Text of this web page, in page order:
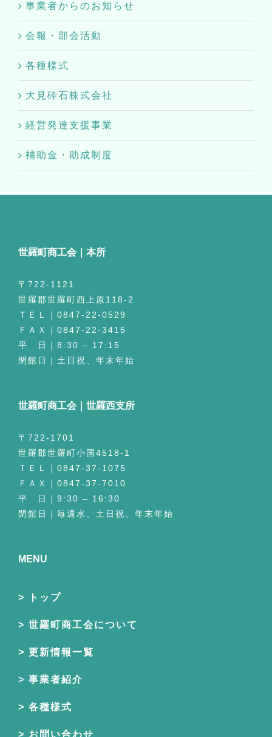
事業者からのお知らせ
会報・部会活動
各種様式
大見砕石株式会社
経営発達支援事業
補助金・助成制度
世羅町商工会｜本所
〒722-1121
世羅郡世羅町西上原118-2
ＴＥＬ｜0847-22-0529
ＦＡＸ｜0847-22-3415
平 日｜8:30 – 17:15
閉館日｜土日祝、年末年始
世羅町商工会｜世羅西支所
〒722-1701
世羅郡世羅町小国4518-1
ＴＥＬ｜0847-37-1075
ＦＡＸ｜0847-37-7010
平 日｜9:30 – 16:30
閉館日｜毎週水、土日祝、年末年始
MENU
トップ
世羅町商工会について
更新情報一覧
事業者紹介
各種様式
お問い合わせ